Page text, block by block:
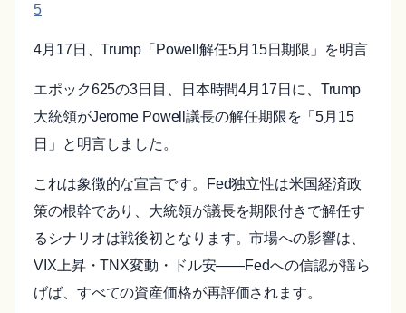
5
4月17日、Trump「Powell解任5月15日期限」を明言
エポック625の3日目、日本時間4月17日に、Trump
大統領がJerome Powell議長の解任期限を「5月15
日」と明言しました。
これは象徴的な宣言です。Fed独立性は米国経済政
策の根幹であり、大統領が議長を期限付きで解任す
るシナリオは戦後初となります。市場への影響は、
VIX上昇・TNX変動・ドル安——Fedへの信認が揺ら
げば、すべての資産価格が再評価されます。